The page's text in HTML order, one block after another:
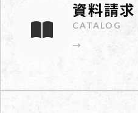
資料請求
CATALOG
→